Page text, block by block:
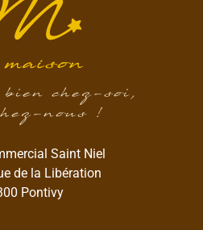
chez-soi,
nous !
Saint Niel
de la Libération
Pontivy